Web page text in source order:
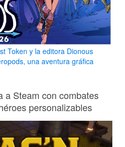
Token y la editora Dionous
una aventura gráfica
a Steam con combates
personalizables